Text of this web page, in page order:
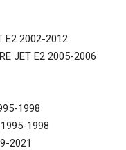
E2 2002-2012
JET E2 2005-2006
1998
1998
2021